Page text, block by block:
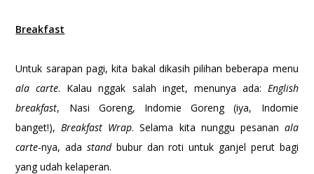
Breakfast
Untuk sarapan pagi, kita bakal dikasih pilihan beberapa menu
ala carte. Kalau nggak salah inget, menunya ada: English
breakfast, Nasi Goreng, Indomie Goreng (iya, Indomie
banget!),Breakfast Wrap. Selama kita nunggu pesanan ala
carte-nya, adastand bubur dan roti untuk ganjel perut bagi
yang udah kelaperan.